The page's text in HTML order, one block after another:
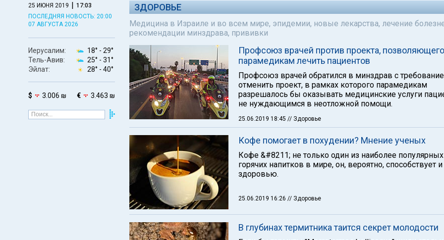
25 ИЮНЯ 2019 | 17:03
ПОСЛЕДНЯЯ НОВОСТЬ: 20:00
07 АВГУСТА 2026
Иерусалим: 18° - 29°
Тель-Авив:
25° - 31°
Эйлат:
28° - 40°
$ 3.006 ₪ € 3.463 ₪
ЗДОРОВЬЕ
Медицина в Израиле и во всем мире, эпидемии, новые лекарства, лечение
рекомендации минздрава, прививки
Профсоюз врачей против проекта, позволяющего
парамедикам лечить пациентов
Профсоюз врачей обратился в минздрав с
отменить проект, в рамках которого парамедикам
разрешалось бы оказывать медицинские услуги
не нуждающимся в неотложной помощи.
25.06.2019 18:45 // Здоровье
Кофе помогает в похудении? Мнение ученых
Кофе &#8211; не только один из наиболее популярных
горячих напитков в мире, он, вероятно, способствует и
здоровью.
25.06.2019 16:26 // Здоровье
В глубинах термитника таится секрет молодости